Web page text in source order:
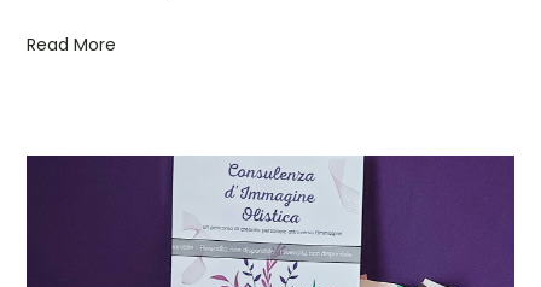
Read More